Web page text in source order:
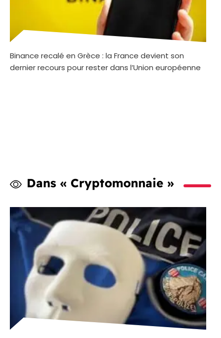
Binance recalé en Grèce : la France devient son
dernier recours pour rester dans l’Union européenne
Dans « Cryptomonnaie »